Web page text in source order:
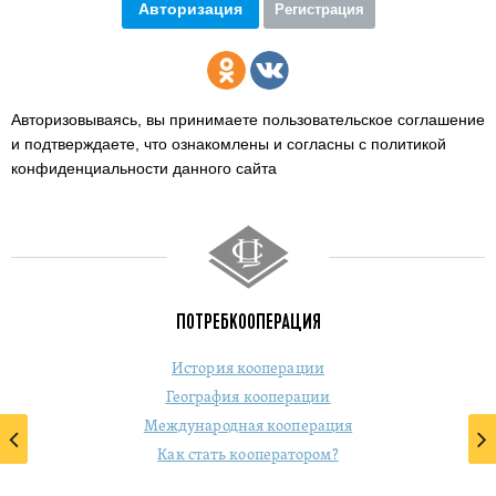
Авторизация Регистрация
Авторизовываясь, вы принимаете пользовательское соглашение
и подтверждаете, что ознакомлены и согласны с политикой
конфиденциальности данного сайта
ПОТРЕБКООПЕРАЦИЯ
История кооперации
География кооперации
Международная кооперация
Как стать кооператором?